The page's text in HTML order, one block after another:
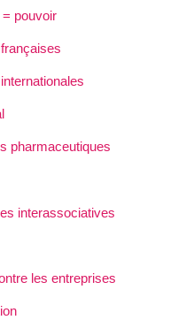
pouvoir
pharmaceutiques
interassociatives
les entreprises